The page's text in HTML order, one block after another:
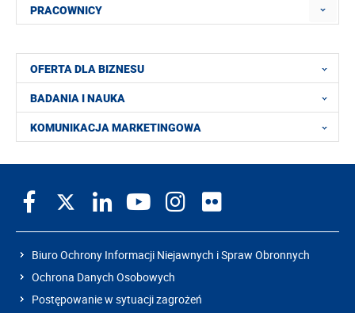
PRACOWNICY
OFERTA DLA BIZNESU
BADANIA I NAUKA
KOMUNIKACJA MARKETINGOWA
Biuro Ochrony Informacji Niejawnych i Spraw Obronnych
Ochrona Danych Osobowych
Postępowanie w sytuacji zagrożeń